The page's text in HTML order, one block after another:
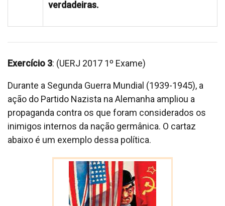
verdadeiras.
Exercício 3: (UERJ 2017 1º Exame)
Durante a Segunda Guerra Mundial (1939-1945), a
ação do Partido Nazista na Alemanha ampliou a
propaganda contra os que foram considerados os
inimigos internos da nação germânica. O cartaz
abaixo é um exemplo dessa política.